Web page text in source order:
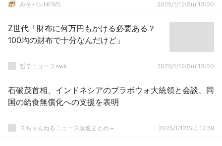
みそパンNEWS 2025/1/12(Su) 13:00
Z世代「財布に何万円もかける必要ある？
100均の財布で十分なんだけど」
哲学ニュースnwk 2025/1/12(Su) 13:00
石破茂首相、インドネシアのプラボウォ大統領と会談、同
国の給食無償化への支援を表明
２ちゃんねるニュース超速まとめ＋ 2025/1/12(Su) 12:59